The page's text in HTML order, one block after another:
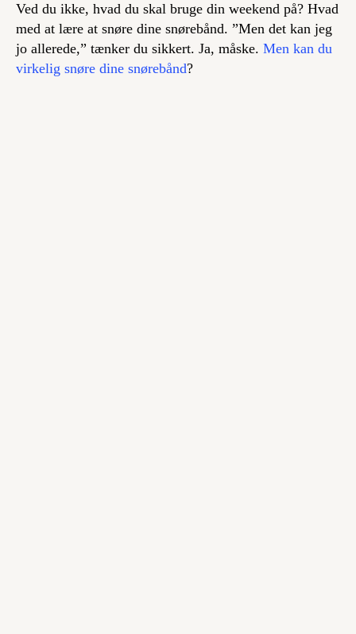
Ved du ikke, hvad du skal bruge din weekend på? Hvad
med at lære at snøre dine snørebånd. ”Men det kan jeg
jo allerede,” tænker du sikkert. Ja, måske. Men kan du
virkelig snøre dine snørebånd?